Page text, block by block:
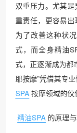
双重压力。尤其
重责任，更容易出
为了改善这种状
式，而全身精油
式，正逐渐成为都
耶按摩”凭借其专
SPA按摩领域的佼
精油SPA 的原理